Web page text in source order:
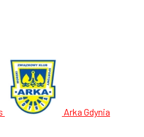
Arka Gdynia